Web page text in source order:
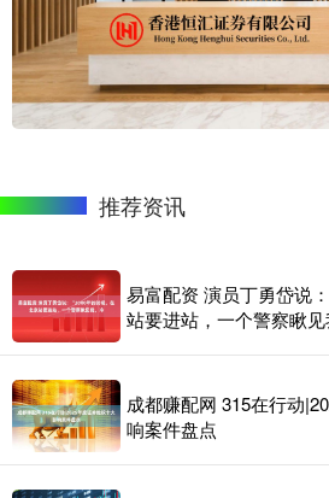
推荐资讯
易富配资 演员丁勇岱说
站要进站，一个警察瞅
成都赚配网 315在行动
响案件盘点